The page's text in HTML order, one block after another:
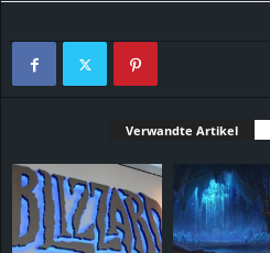
Verwandte Artikel